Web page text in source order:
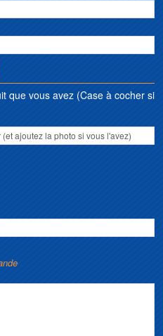
que vous avez (Case à cocher si